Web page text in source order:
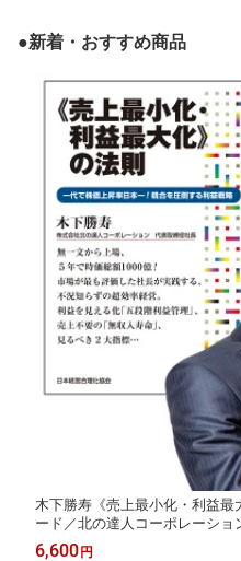
●新着・おすすめ商品
木下勝寿《売上最小化・利益最
ード／北の達人コーポレーシ
本経営合理化協会【講演チャン
6,600円